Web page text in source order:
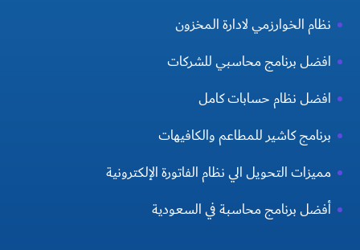
نظام الخوارزمي لادارة المخزون
افضل برنامج محاسبي للشركات
افضل نظام حسابات كامل
برنامج كاشير للمطاعم والكافيهات
مميزات التحويل الي نظام الفاتورة الإلكترونية
أفضل برنامج محاسبة في السعودية